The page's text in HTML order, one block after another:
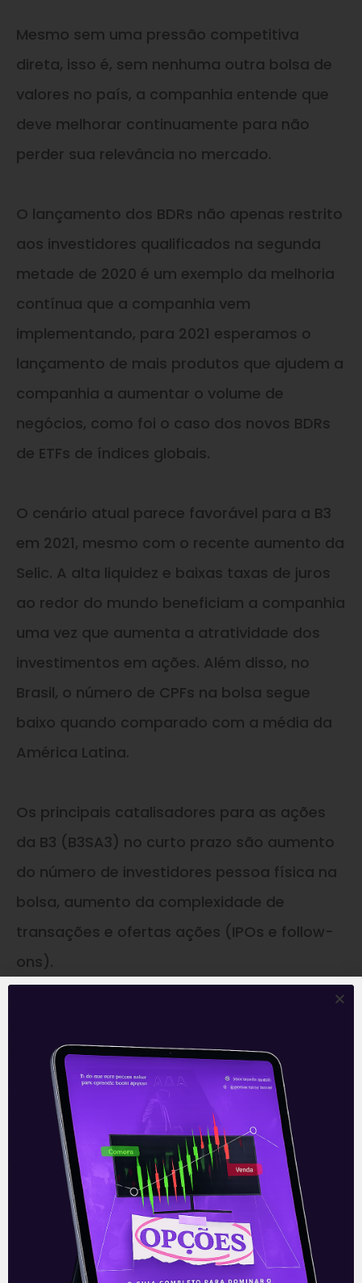
Mesmo sem uma pressão competitiva
direta, isso é, sem nenhuma outra bolsa de
valores no país, a companhia entende que
deve melhorar continuamente para não
perder sua relevância no mercado.
O lançamento dos BDRs não apenas restrito
aos investidores qualificados na segunda
metade de 2020 é um exemplo da melhoria
contínua que a companhia vem
implementando, para 2021 esperamos o
lançamento de mais produtos que ajudem a
companhia a aumentar o volume de
negócios, como foi o caso dos novos BDRs
de ETFs de índices globais.
O cenário atual parece favorável para a B3
em 2021, mesmo com o recente aumento da
Selic. A alta liquidez e baixas taxas de juros
ao redor do mundo beneficiam a companhia
uma vez que aumenta a atratividade dos
investimentos em ações. Além disso, no
Brasil, o número de CPFs na bolsa segue
baixo quando comparado com a média da
América Latina.
Os principais catalisadores para as ações
da B3 (B3SA3) no curto prazo são aumento
do número de investidores pessoa física na
bolsa, aumento da complexidade de
transações e ofertas ações (IPOs e follow-
ons).
Este conteúdo faz parte da nossa
Newsletter‘E Eu Com Isso’
Para ficar por dentro do universo dos
investimentos de maneira prática,
clique abaixo einscreva-se
gratuitamente